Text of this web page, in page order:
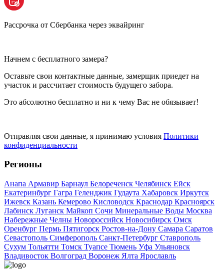
Рассрочка от Сбербанка через эквайринг
Начнем с бесплатного замера?
Оставьте свои контактные данные, замерщик приедет на
участок и рассчитает стоимость будущего забора.
Это абсолютно бесплатно и ни к чему Вас не обязывает!
Отправляя свои данные, я принимаю условия Политики
конфиденциальности
Регионы
Анапа Армавир Барнаул Белореченск Челябинск Ейск
Екатеринбург Гагра Геленджик Гудаута Хабаровск Иркутск
Ижевск Казань Кемерово Кисловодск Краснодар Красноярск
Лабинск Луганск Майкоп Сочи Минеральные Воды Москва
Набережные Челны Новороссийск Новосибирск Омск
Оренбург Пермь Пятигорск Ростов-на-Дону Самара Саратов
Севастополь Симферополь Санкт-Петербург Ставрополь
Сухум Тольятти Томск Туапсе Тюмень Уфа Ульяновск
Владивосток Волгоград Воронеж Ялта Ярославль